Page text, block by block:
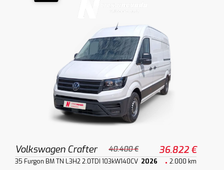
Volkswagen Crafter 40.400 € 36.822 €
35 Furgon BM TN L3H2 2.0TDI 103kW140CV 2026 2.000 km